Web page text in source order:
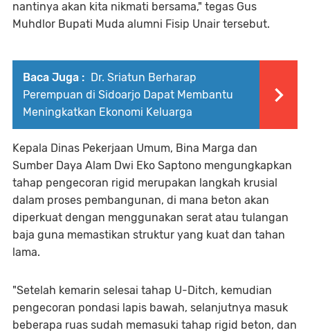
nantinya akan kita nikmati bersama," tegas Gus
Muhdlor Bupati Muda alumni Fisip Unair tersebut.
Baca Juga : Dr. Sriatun Berharap
Perempuan di Sidoarjo Dapat Membantu
Meningkatkan Ekonomi Keluarga
Kepala Dinas Pekerjaan Umum, Bina Marga dan
Sumber Daya Alam Dwi Eko Saptono mengungkapkan
tahap pengecoran rigid merupakan langkah krusial
dalam proses pembangunan, di mana beton akan
diperkuat dengan menggunakan serat atau tulangan
baja guna memastikan struktur yang kuat dan tahan
lama.
"Setelah kemarin selesai tahap U-Ditch, kemudian
pengecoran pondasi lapis bawah, selanjutnya masuk
beberapa ruas sudah memasuki tahap rigid beton, dan